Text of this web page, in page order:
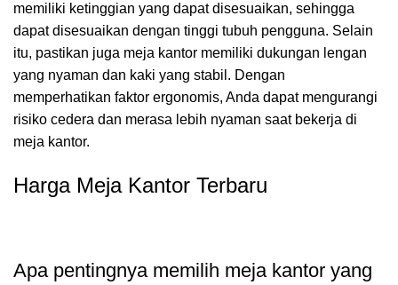
memiliki ketinggian yang dapat disesuaikan, sehingga
dapat disesuaikan dengan tinggi tubuh pengguna. Selain
itu, pastikan juga meja kantor memiliki dukungan lengan
yang nyaman dan kaki yang stabil. Dengan
memperhatikan faktor ergonomis, Anda dapat mengurangi
risiko cedera dan merasa lebih nyaman saat bekerja di
meja kantor.
Harga Meja Kantor Terbaru
Apa pentingnya memilih meja kantor yang